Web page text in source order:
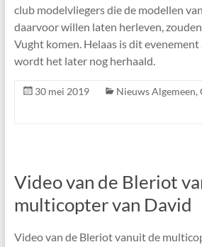
club modelvliegers die de modellen
daarvoor willen laten herleven,
Vught komen. Helaas is dit
wordt het later nog herhaald.
30 mei 2019 Nieuws Algemeen,
Video van de Bleriot
multicopter van David
Video van de Bleriot vanuit de